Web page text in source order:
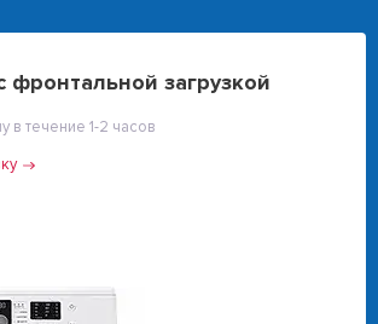
загрузкой
в течение 1-2 часов